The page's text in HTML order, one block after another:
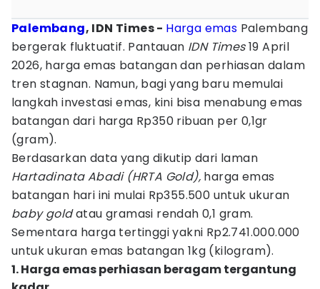
Palembang, IDN Times - Harga emas Palembang
bergerak fluktuatif. Pantauan IDN Times19 April
2026, harga emas batangan dan perhiasan dalam
tren stagnan. Namun, bagi yang baru memulai
langkah investasi emas, kini bisa menabung emas
batangan dari harga Rp350 ribuan per 0,1gr
(gram).
Berdasarkan data yang dikutip dari laman
Hartadinata Abadi (HRTA Gold), harga emas
batangan hari ini mulai Rp355.500 untuk ukuran
baby goldatau gramasi rendah 0,1 gram.
Sementara harga tertinggi yakni Rp2.741.000.000
untuk ukuran emas batangan 1kg (kilogram).
1. Harga emas perhiasan beragam tergantung